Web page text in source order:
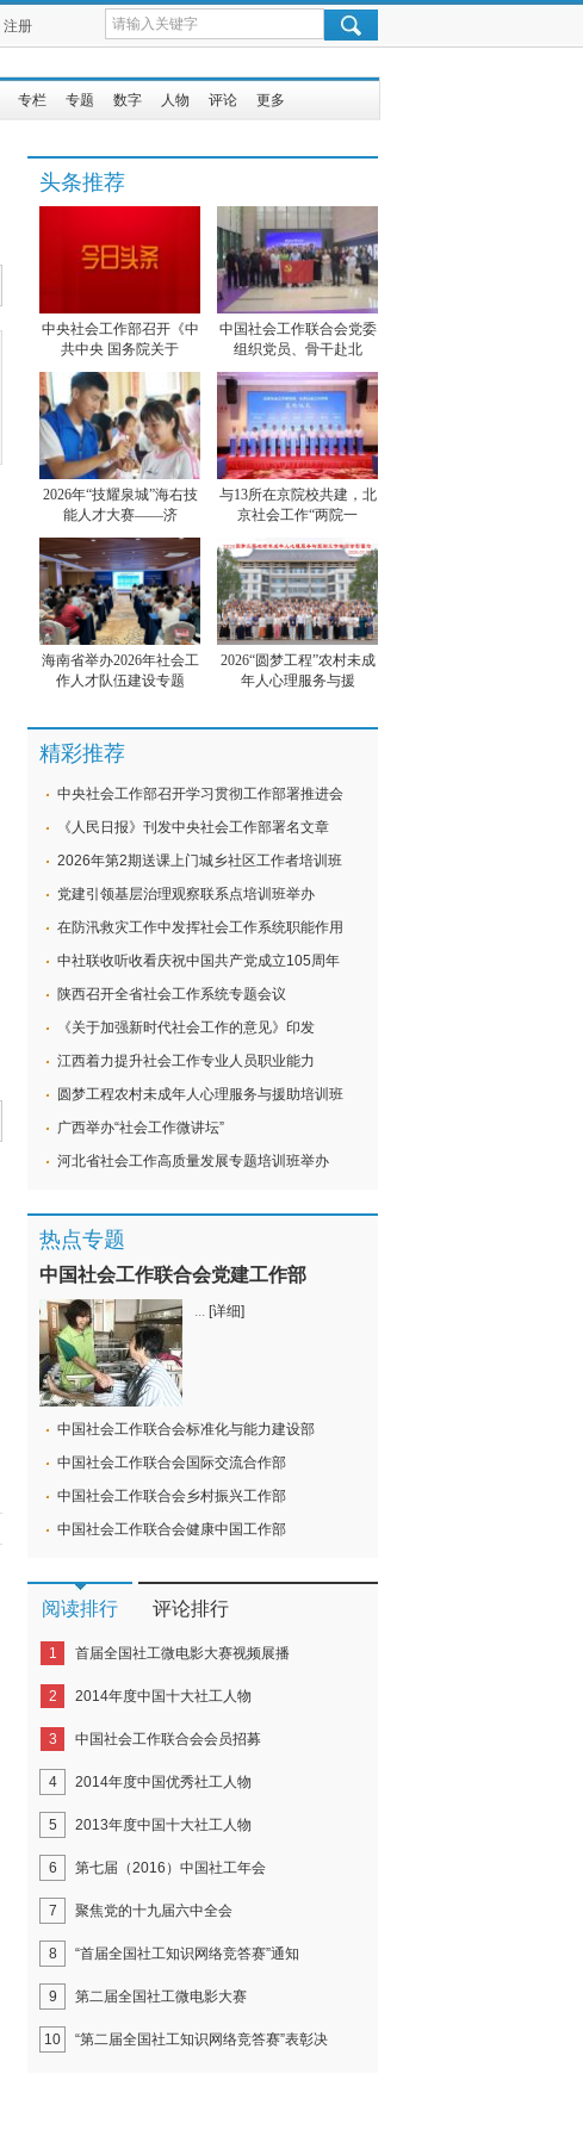
注册
专栏 专题 数字 人物 评论 更多
头条推荐
中央社会工作部召开《中
共中央 国务院关于
中国社会工作联合会党委
组织党员、骨干赴北
2026年“技耀泉城”海右技
能人才大赛——济
与13所在京院校共建，北
京社会工作“两院一
海南省举办2026年社会工
作人才队伍建设专题
2026“圆梦工程”农村未成
年人心理服务与援
精彩推荐
中央社会工作部召开学习贯彻工作部署推进会
《人民日报》刊发中央社会工作部署名文章
2026年第2期送课上门城乡社区工作者培训班
党建引领基层治理观察联系点培训班举办
在防汛救灾工作中发挥社会工作系统职能作用
中社联收听收看庆祝中国共产党成立105周年
陕西召开全省社会工作系统专题会议
《关于加强新时代社会工作的意见》印发
江西着力提升社会工作专业人员职业能力
圆梦工程农村未成年人心理服务与援助培训班
广西举办“社会工作微讲坛”
河北省社会工作高质量发展专题培训班举办
热点专题
中国社会工作联合会党建工作部
... [详细]
中国社会工作联合会标准化与能力建设部
中国社会工作联合会国际交流合作部
中国社会工作联合会乡村振兴工作部
中国社会工作联合会健康中国工作部
阅读排行 评论排行
1 首届全国社工微电影大赛视频展播
2 2014年度中国十大社工人物
3 中国社会工作联合会会员招募
4 2014年度中国优秀社工人物
5 2013年度中国十大社工人物
6 第七届（2016）中国社工年会
7 聚焦党的十九届六中全会
8 “首届全国社工知识网络竞答赛”通知
9 第二届全国社工微电影大赛
10 “第二届全国社工知识网络竞答赛”表彰决